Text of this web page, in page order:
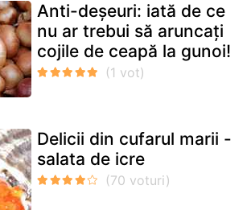
Anti-deșeuri: iată de ce
nu ar trebui să aruncați
cojile de ceapă la gunoi!
Delicii din cufarul marii -
salata de icre